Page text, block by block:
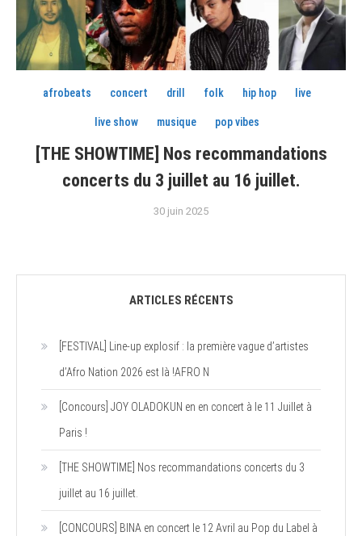
afrobeats concert drill folk hip hop live
live show musique pop vibes
[THE SHOWTIME] Nos recommandations
concerts du 3 juillet au 16 juillet.
30 juin 2025
ARTICLES RÉCENTS
[FESTIVAL] Line-up explosif : la première vague d’artistes
d’Afro Nation 2026 est là !AFRO N
[Concours] JOY OLADOKUN en en concert à le 11 Juillet à
Paris !
[THE SHOWTIME] Nos recommandations concerts du 3
juillet au 16 juillet.
[CONCOURS] BINA en concert le 12 Avril au Pop du Label à